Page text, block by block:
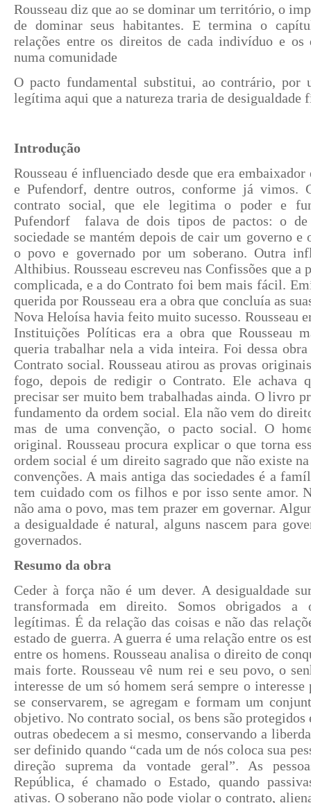
Rousseau diz que ao se dominar um território, o
de dominar seus habitantes. E termina o
relações entre os direitos de cada indivíduo e
numa comunidade
O pacto fundamental substitui, ao contrário, por
legítima aqui que a natureza traria de desigualdade
Introdução
Rousseau é influenciado desde que era
e Pufendorf, dentre outros, conforme já vimos.
contrato social, que ele legitima o poder e
Pufendorf falava de dois tipos de pactos: o de
sociedade se mantém depois de cair um governo e
o povo e governado por um soberano. Outra
Althibius. Rousseau escreveu nas Confissões que
complicada, e a do Contrato foi bem mais fácil.
querida por Rousseau era a obra que concluía as
Nova Heloísa havia feito muito sucesso. Rousseau
Instituições Políticas era a obra que Rousseau
queria trabalhar nela a vida inteira. Foi dessa obra
Contrato social. Rousseau atirou as provas
fogo, depois de redigir o Contrato. Ele achava
precisar ser muito bem trabalhadas ainda. O livro
fundamento da ordem social. Ela não vem do
mas de uma convenção, o pacto social. O
original. Rousseau procura explicar o que torna
ordem social é um direito sagrado que não existe
convenções. A mais antiga das sociedades é a
tem cuidado com os filhos e por isso sente amor.
não ama o povo, mas tem prazer em governar.
a desigualdade é natural, alguns nascem para
governados.
Resumo da obra
Ceder à força não é um dever. A desigualdade
transformada em direito. Somos obrigados a
legítimas. É da relação das coisas e não das
estado de guerra. A guerra é uma relação entre os
entre os homens. Rousseau analisa o direito de
mais forte. Rousseau vê num rei e seu povo, o
interesse de um só homem será sempre o
se conservarem, se agregam e formam um
objetivo. No contrato social, os bens são protegidos
outras obedecem a si mesmo, conservando a
ser definido quando “cada um de nós coloca sua
direção suprema da vontade geral”. As
República, é chamado o Estado, quando
ativas. O soberano não pode violar o contrato,